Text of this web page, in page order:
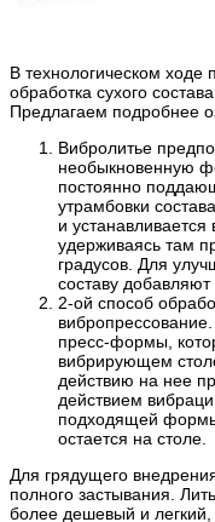
В технологическом ходе
обработка сухого
Предлагаем подробнее
Вибролитье
необыкновенную
постоянно
утрамбовки
и устанавливается
удерживаясь там
градусов. Для
составу
2-ой способ
пресс-формы,
вибрирующем
действию на нее
действием
подходящей
остается на столе.
Для грядущего
полного застывания.
более дешевый и